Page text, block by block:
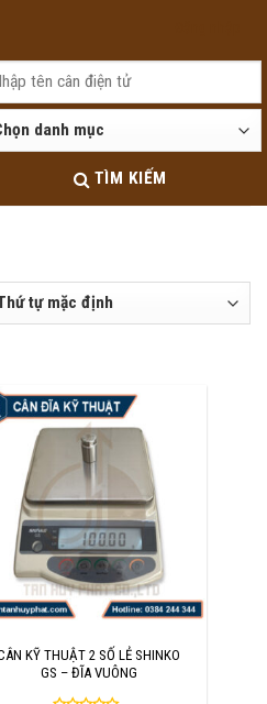
TÌM KIẾM
+
KỸ THUẬT 2 SỐ LẺ SHINKO
GS – ĐĨA VUÔNG